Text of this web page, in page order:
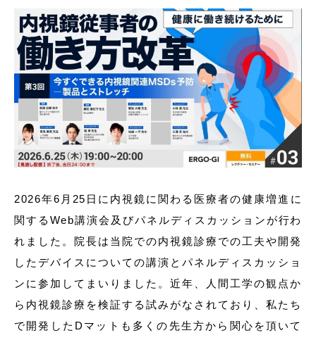
2026年6月25日に内視鏡に関わる医療者の健康増進に
関するWeb講演会及びパネルディスカッションが行わ
れました。院長は当院での内視鏡診療での工夫や開発
したデバイスについての講演とパネルディスカッショ
ンに参加してまいりました。近年、人間工学の観点か
ら内視鏡診療を検証する試みがなされており、私たち
で開発したDマットも多くの先生方から関心を頂いて